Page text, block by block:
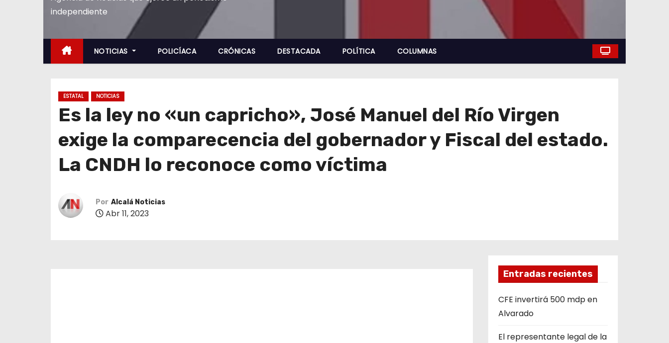
independiente
NOTICIAS POLICÍACA CRÓNICAS DESTACADA POLÍTICA COLUMNAS
ESTATAL NOTICIAS
Es la ley no «un capricho», José Manuel del Río Virgen
exige la comparecencia del gobernador y Fiscal del estado.
La CNDH lo reconoce como víctima
Por Alcalá Noticias
Abr 11, 2023
Entradas recientes
CFE invertirá 500 mdp en
Alvarado
El representante legal de la